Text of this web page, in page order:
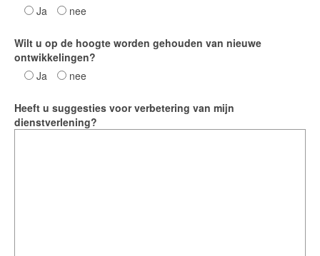
Book an Appointment
Ja
nee
Wilt u op de hoogte worden gehouden van nieuwe
ontwikkelingen?
Ja
nee
Heeft u suggesties voor verbetering van mijn
dienstverlening?